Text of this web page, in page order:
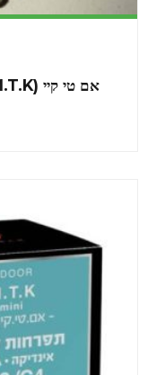
אם טי קיי (M.T.K) – אינדיקה T22/C4